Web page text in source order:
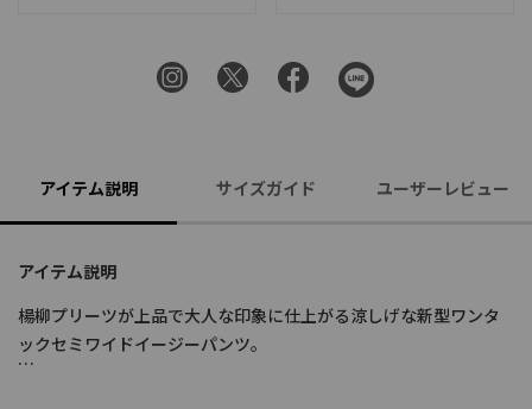
アイテム説明 サイズガイド ユーザーレビュー
アイテム説明
楊柳プリーツが上品で大人な印象に仕上がる涼しげな新型ワンタ
ックセミワイドイージーパンツ。